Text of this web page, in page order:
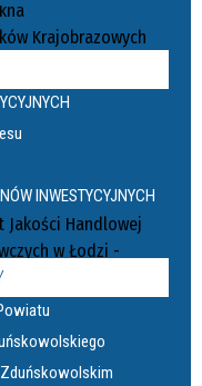
INWESTYCYJNYCH